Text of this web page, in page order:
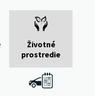
Životné
prostredie